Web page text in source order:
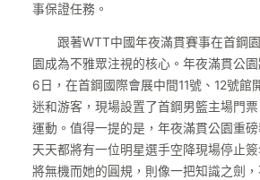
事保證任務。
跟著WTT中國年夜滿貫賽事在首鋼
園成為不雅眾注視的核心。年夜滿貫公
6日，在首鋼國際會展中間11號、12號館
迷和游客，現場設置了首鋼男籃主場門
運動。值得一提的是，年夜滿貫公園重磅
天天都將有一位明星選手空降現場停止
將無機而她的圓規，則像一把知識之劍